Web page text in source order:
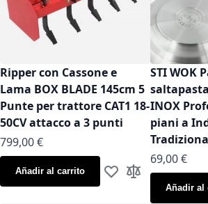
Ripper con Cassone e
Lama BOX BLADE 145cm 5
Punte per trattore CAT1 18-
50CV attacco a 3 punti
799,00 €
Añadir al carrito Añadir a la Lista de
Añadir para
STI WOK
INOX
piani a
As low as
69,00 €
Añadir al